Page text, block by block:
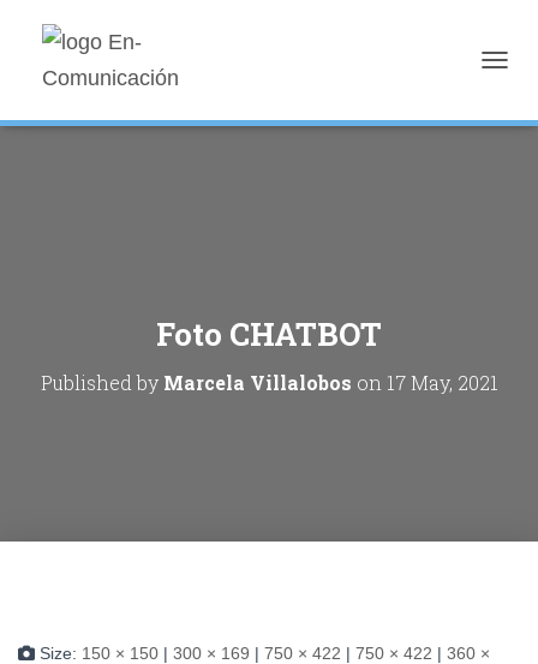
Foto CHATBOT
Published by Marcela Villalobos on 17 May, 2021
Size: 150 × 150 | 300 × 169 | 750 × 422 | 750 × 422 | 360 ×